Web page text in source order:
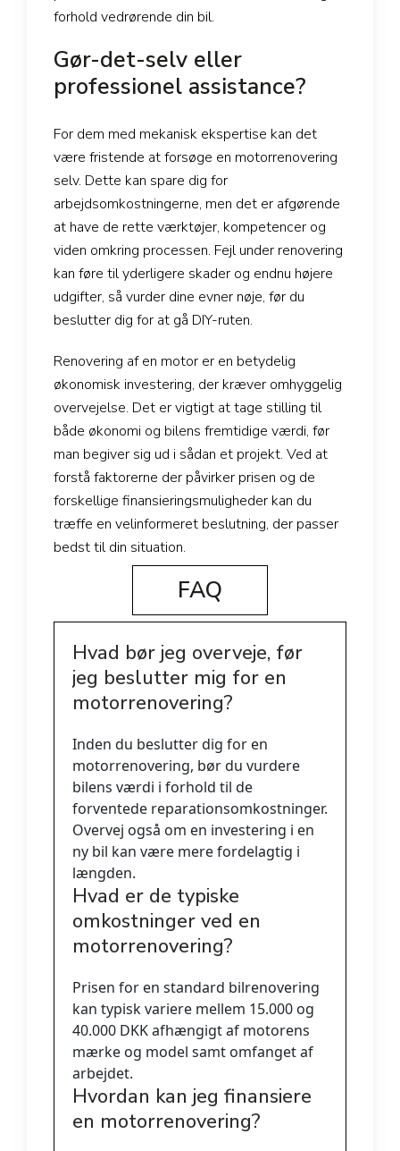
forhold vedrørende din bil.
Gør-det-selv eller
professionel assistance?
For dem med mekanisk ekspertise kan det
være fristende at forsøge en motorrenovering
selv. Dette kan spare dig for
arbejdsomkostningerne, men det er afgørende
at have de rette værktøjer, kompetencer og
viden omkring processen. Fejl under renovering
kan føre til yderligere skader og endnu højere
udgifter, så vurder dine evner nøje, før du
beslutter dig for at gå DIY-ruten.
Renovering af en motor er en betydelig
økonomisk investering, der kræver omhyggelig
overvejelse. Det er vigtigt at tage stilling til
både økonomi og bilens fremtidige værdi, før
man begiver sig ud i sådan et projekt. Ved at
forstå faktorerne der påvirker prisen og de
forskellige finansieringsmuligheder kan du
træffe en velinformeret beslutning, der passer
bedst til din situation.
FAQ
Hvad bør jeg overveje, før
jeg beslutter mig for en
motorrenovering?
Inden du beslutter dig for en
motorrenovering, bør du vurdere
bilens værdi i forhold til de
forventede reparationsomkostninger.
Overvej også om en investering i en
ny bil kan være mere fordelagtig i
længden.
Hvad er de typiske
omkostninger ved en
motorrenovering?
Prisen for en standard bilrenovering
kan typisk variere mellem 15.000 og
40.000 DKK afhængigt af motorens
mærke og model samt omfanget af
arbejdet.
Hvordan kan jeg finansiere
en motorrenovering?